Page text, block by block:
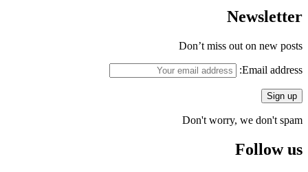
Newsletter
Don’t miss out on new posts
Email address:
Don't worry, we don't spam
Follow us